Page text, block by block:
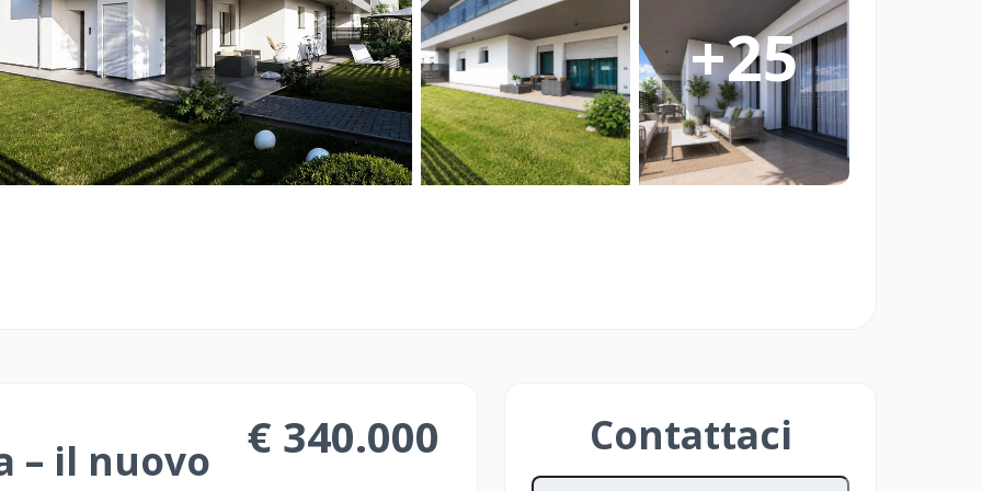
senza
Il servizio Costruttore Smart è pensato per Imprese Edili
e Operatori di Mercato che vogliono vendere in modo
rapido ed efficace.
Compra e Vendi
casa e necessita
con
Il servizio ideale per Investitori e Privati che vogliono
+25
– il nuovo
€ 340.000 Contattaci